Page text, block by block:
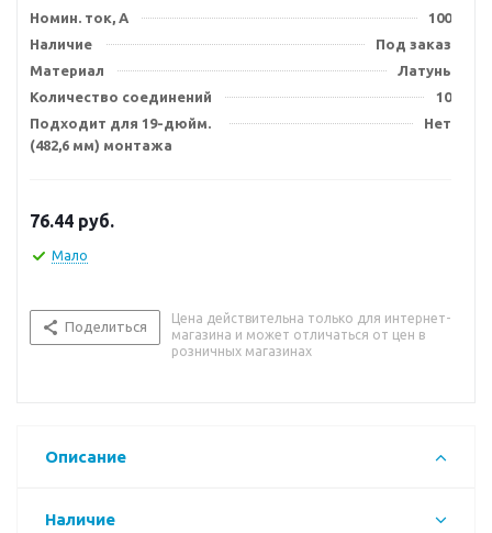
Номин. ток, А
100
Наличие
Под заказ
Материал
Латунь
Количество соединений
10
Подходит для 19-дюйм.
(482,6 мм) монтажа
Нет
76.44 руб.
Мало
Поделиться
Цена действительна только для интернет-
магазина и может отличаться от цен в
розничных магазинах
Описание
Наличие